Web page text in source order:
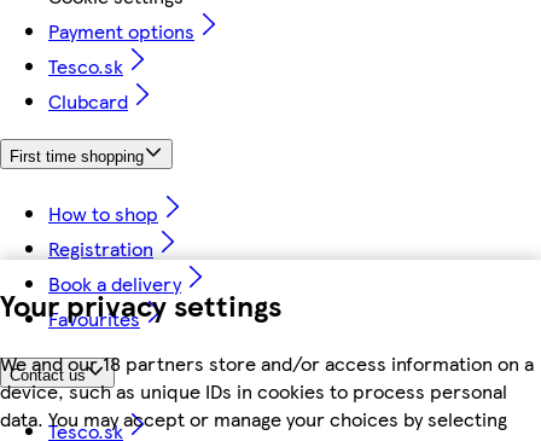
Your privacy settings
We and our 18 partners store and/or access information on a
device, such as unique IDs in cookies to process personal
data. You may accept or manage your choices by selecting
Payment options
Tesco.sk
Clubcard
First time shopping
How to shop
Registration
Book a delivery
Favourites
Contact us
Tesco.sk